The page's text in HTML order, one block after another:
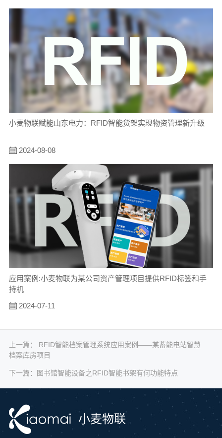
小麦物联赋能山东电力：RFID智能货架实现物资管理新升级
2024-08-08
应用案例:小麦物联为某公司资产管理项目提供RFID标签和手
持机
2024-07-11
上一篇： RFID智能档案管理系统应用案例——某蓄能电站智慧
档案库房项目
下一篇： 图书馆智能设备之RFID智能书架有何功能特点
小麦物联